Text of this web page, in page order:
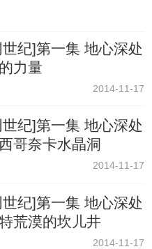
纪]第一集 地心深处
力量
2014-11-17
纪]第一集 地心深处
哥奈卡水晶洞
2014-11-17
纪]第一集 地心深处
荒漠的坎儿井
2014-11-17